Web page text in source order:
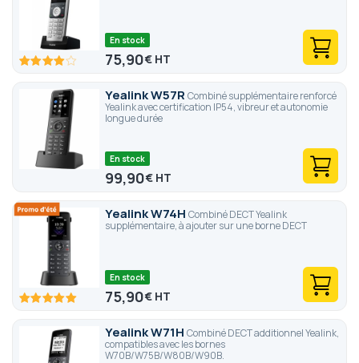
80 100
En stock
75,90€
Yealink W57R Combiné supplémentaire renforcé
Yealink avec certification IP54, vibreur et autonomie
longue durée
En stock
99,90€
Yealink W74H Combiné DECT Yealink
supplémentaire, à ajouter sur une borne DECT
100 100
En stock
75,90€
Yealink W71H Combiné DECT additionnel Yealink,
compatibles avec les bornes
W70B/W75B/W80B/W90B.